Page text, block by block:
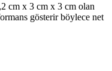
cm x 3 cm x 3 cm olan
gösterir böylece net